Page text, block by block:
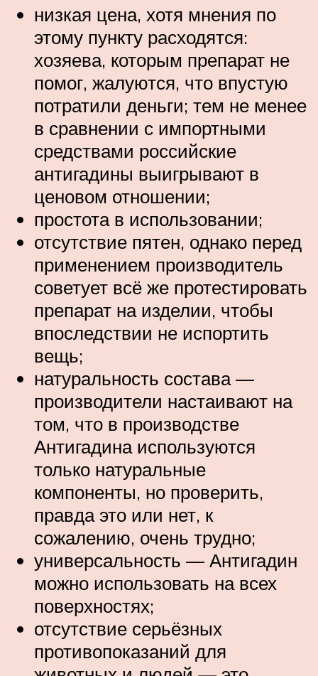
низкая цена, хотя мнения по
этому пункту расходятся:
хозяева, которым препарат не
помог, жалуются, что впустую
потратили деньги; тем не менее
в сравнении с импортными
средствами российские
антигадины выигрывают в
ценовом отношении;
простота в использовании;
отсутствие пятен, однако перед
применением производитель
советует всё же протестировать
препарат на изделии, чтобы
впоследствии не испортить
вещь;
натуральность состава —
производители настаивают на
том, что в производстве
Антигадина используются
только натуральные
компоненты, но проверить,
правда это или нет, к
сожалению, очень трудно;
универсальность — Антигадин
можно использовать на всех
поверхностях;
отсутствие серьёзных
противопоказаний для